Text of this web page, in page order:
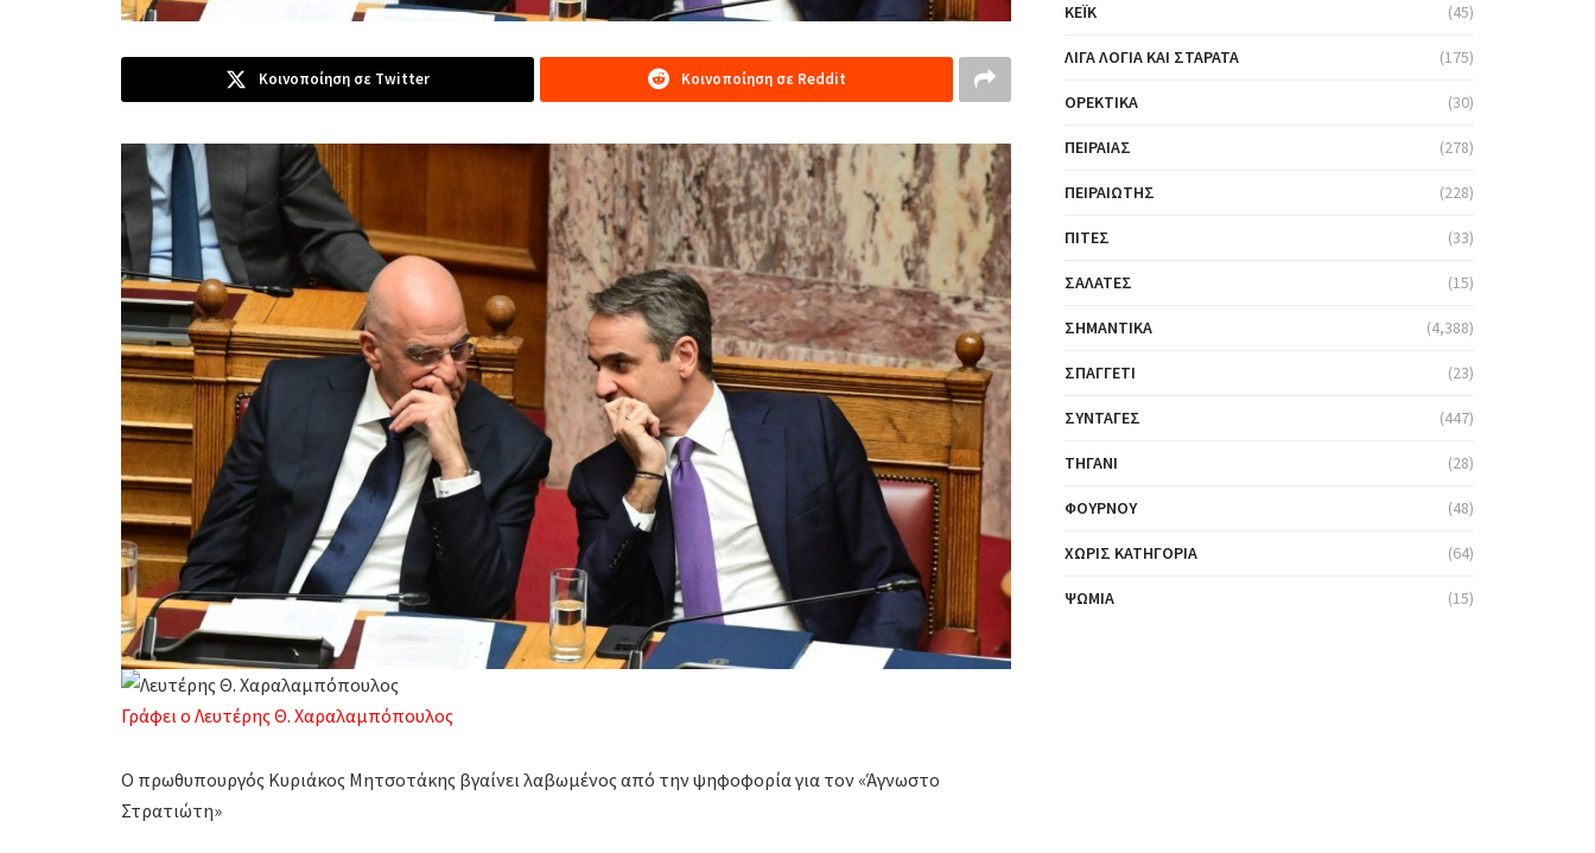
Κοινοποίηση σε Twitter Κοινοποίηση σε Reddit
Γράφει ο Λευτέρης Θ. Χαραλαμπόπουλος
Ο πρωθυπουργός Κυριάκος Μητσοτάκης βγαίνει λαβωμένος από την ψηφοφορία για τον «Άγνωστο
Στρατιώτη»
ΚΈΙΚ (45)
ΛΊΓΑ ΛΌΓΙΑ ΚΑΙ ΣΤΑΡΆΤΑ (175)
ΟΡΕΚΤΙΚΆ (30)
ΠΕΙΡΑΙΆΣ (278)
ΠΕΙΡΑΙΏΤΗΣ (228)
ΠΊΤΕΣ (33)
ΣΑΛΆΤΕΣ (15)
ΣΗΜΑΝΤΙΚΆ (4,388)
ΣΠΑΓΓΈΤΙ (23)
ΣΥΝΤΑΓΈΣ (447)
ΤΗΓΆΝΙ (28)
ΦΟΎΡΝΟΥ (48)
ΧΩΡΊΣ ΚΑΤΗΓΟΡΊΑ (64)
ΨΩΜΙΆ (15)